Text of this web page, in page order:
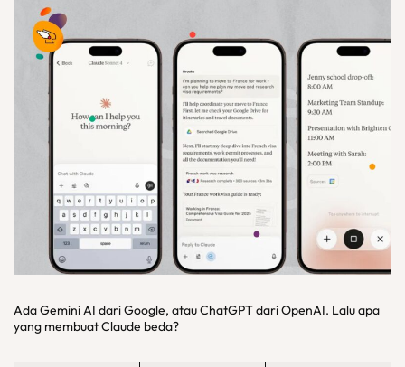
Ada Gemini AI dari Google, atau ChatGPT dari OpenAI. Lalu apa
yang membuat Claude beda?